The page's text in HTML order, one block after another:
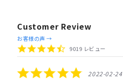
Customer Review
Reviews
carousel
4.4
star
9019 レビュー
お客様の声 →
5.0
star
2022-02-24